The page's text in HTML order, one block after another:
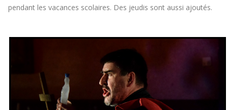
pendant les vacances scolaires. Des jeudis sont aussi ajoutés.